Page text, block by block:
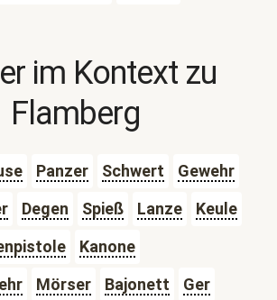
im Kontext zu
Flamberg
Panzer Schwert
Gewehr
Degen Spieß Lanze
Keule
Kanone
Mörser Bajonett Ger